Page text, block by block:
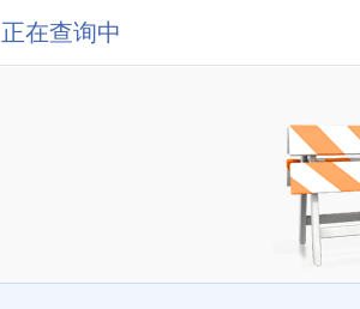
正在查询中